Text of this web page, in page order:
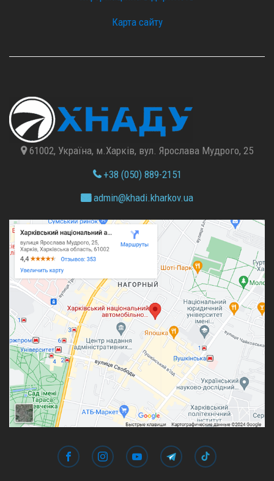
Карта сайту
61002, Україна, м.Харків, вул. Ярослава Мудрого, 25
+38 (050) 889-2151
admin@khadi.kharkov.ua